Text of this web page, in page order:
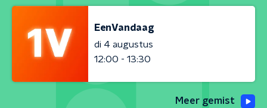
EenVandaag
di 4 augustus
12:00 - 13:30
Meer gemist